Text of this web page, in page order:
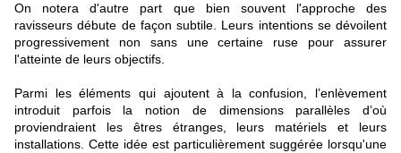
On notera d'autre part que bien souvent l'approche des
ravisseurs débute de façon subtile. Leurs intentions se dévoilent
progressivement non sans une certaine ruse pour assurer
l'atteinte de leurs objectifs.
Parmi les éléments qui ajoutent à la confusion, l’enlèvement
introduit parfois la notion de dimensions parallèles d’où
proviendraient les êtres étranges, leurs matériels et leurs
installations. Cette idée est particulièrement suggérée lorsqu'une